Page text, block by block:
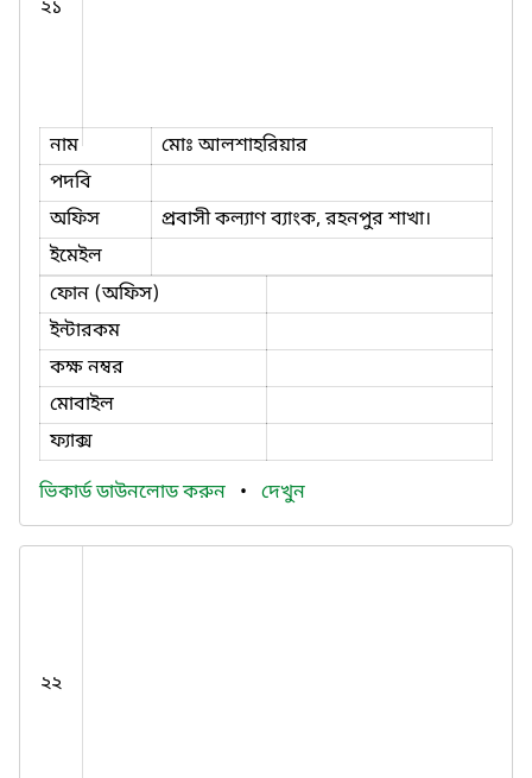
২১
নাম
মোঃ আলশাহরিয়ার
পদবি
অফিস
প্রবাসী কল্যাণ ব্যাংক, রহনপুর শাখা।
ইমেইল
ফোন (অফিস)
ইন্টারকম
কক্ষ নম্বর
মোবাইল
ফ্যাক্স
ভিকার্ড ডাউনলোড করুন • দেখুন
২২